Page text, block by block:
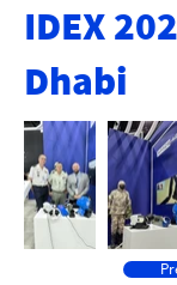
IDEX
Dhabi